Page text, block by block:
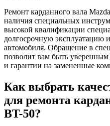
Ремонт карданного вала
наличия специальных
высокой квалификации
долгосрочную эксплуатацию
автомобиля. Обращение в
позволит вам быть
и гарантии на замененные
Как выбрать
для ремонта
BT-50?